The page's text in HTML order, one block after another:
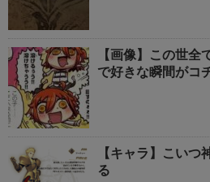
【画像】この世全
で好きな瞬間がコ
【キャラ】こいつ
る